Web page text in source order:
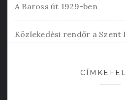
A Baross út 1929-ben
Közlekedési rendőr a Szent